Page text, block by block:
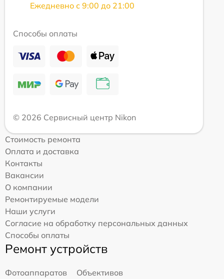
Ежедневно с 9:00 до 21:00
Способы оплаты
© 2026 Сервисный центр Nikon
Стоимость ремонта
Оплата и доставка
Контакты
Вакансии
О компании
Ремонтируемые модели
Наши услуги
Согласие на обработку персональных данных
Способы оплаты
Ремонт устройств
Фотоаппаратов
Объективов